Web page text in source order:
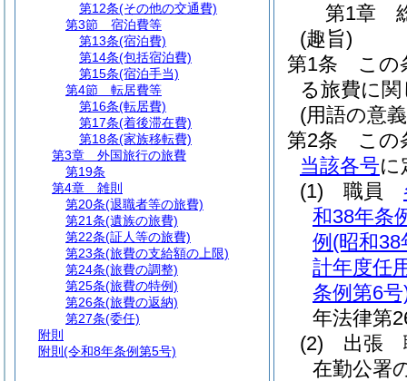
第1章
(趣旨)
第1条
この
る旅費に
(用語の意
第2条
この
当該各号に
(1)
職員
和38年条
例 (昭和38
計年度任
条例第6号
年法律第
(2)
出張
在勤公署
第12条(その他の交通費)
第3節
宿泊費等
第13条(宿泊費)
第14条(包括宿泊費)
第15条(宿泊手当)
第4節
転居費等
第16条(転居費)
第17条(着後滞在費)
第18条(家族移転費)
第3章
外国旅行の旅費
第19条
第4章
雑則
第20条(退職者等の旅費)
第21条(遺族の旅費)
第22条(証人等の旅費)
第23条(旅費の支給額の上限)
第24条(旅費の調整)
第25条(旅費の特例)
第26条(旅費の返納)
第27条(委任)
附則
附則 (令和8年条例第5号)